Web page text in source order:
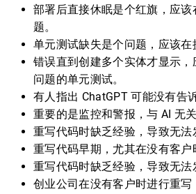
部署后直接休眠是个红旗，应该
题。
单元测试缺失是个问题，应该在
错误直到创建多个实体才显示
问题的单元测试。
有人指出 ChatGPT 可能没有告
重要的是监控和警报，与 AI 无关
重写代码时缺乏经验，导致无法
重写代码早期，尤其在没有客户
重写代码时缺乏经验，导致无法
创业公司在没有客户时进行重写